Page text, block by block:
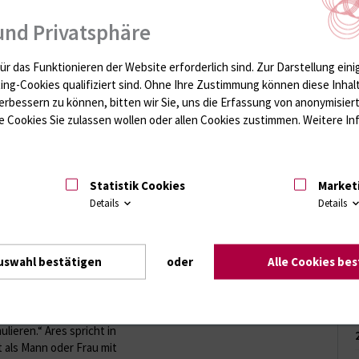
aktive Pupillen,
über 100
im Blut, die
ermöglicht eine
an der
einem
stellte über 250
Simulationsanlage
ein Computer
Mit echten Geräten
werden. So
ihre
Wir können echte
Herzinfarkt,
in das System
Ares spricht in
Mann oder Frau mit
Privatsphäre
das Funktionieren der Website erforderlich sind. Zur Darstellung
Cookies qualifiziert sind. Ohne Ihre Zustimmung können diese
zu können, bitten wir Sie, uns die Erfassung von
Cookies Sie zulassen wollen oder allen Cookies zustimmen. Weitere
Statistik Cookies
Details Details
bestätigen oder Alle Cookies